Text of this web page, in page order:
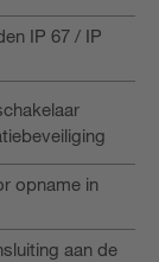
IP 67 / IP
opname in
aan de